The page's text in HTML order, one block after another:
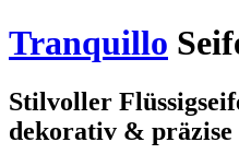
Tranquillo
Stilvoller
dekorativ & präzise